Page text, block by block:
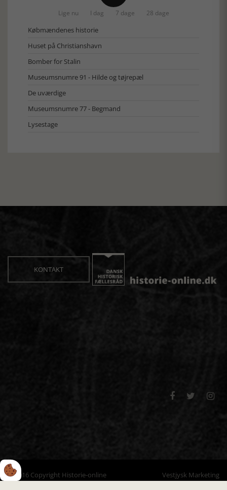
Lige nu I dag 7 dage 28 dage
Købmændenes historie
Huset på Christianshavn
Bomber for Stalin
Museumsnumre 91 - Hilde og tøjrepæl
De uværdige
Museumsnumre 77 - Begmand
Lysestage
KONTAKT
  
© 2016 Copyright Historie-online Vestjysk Marketing